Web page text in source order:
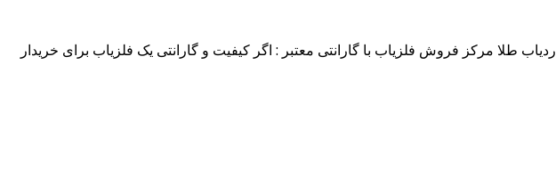
هرگونه سوال در مورد خرید فلزیاب دارید با کارشناسان فروش ما تماس بگیرید. شماره تماس : 09362131009 ردیاب طلا مرکز فروش فلزیاب با گارانتی معتبر : اگر کیفیت و گارانتی یک فلزیاب برای خریدار